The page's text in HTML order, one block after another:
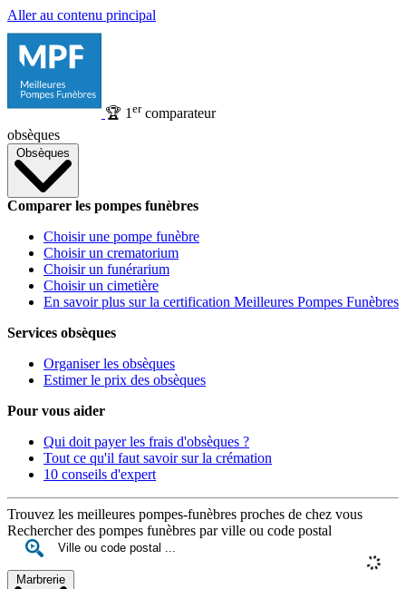
Aller au contenu principal
🏆 1 ercomparateur
obsèques
Obsèques
Comparer les pompes funèbres
Choisir une pompe funèbre
Choisir un crematorium
Choisir un funérarium
Choisir un cimetière
En savoir plus sur la certification Meilleures Pompes Funèbres
Services obsèques
Organiser les obsèques
Estimer le prix des obsèques
Pour vous aider
Qui doit payer les frais d'obsèques ?
Tout ce qu'il faut savoir sur la crémation
10 conseils d'expert
Trouvez les meilleures pompes-funèbres proches de chez vous
Rechercher des pompes funèbres par ville ou code postal
Marbrerie